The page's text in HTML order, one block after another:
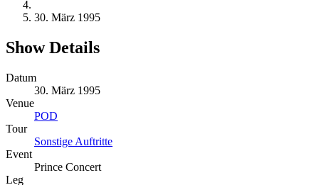
30. März 1995
Show Details
Datum
30. März 1995
Venue
POD
Tour
Sonstige Auftritte
Event
Prince Concert
Leg